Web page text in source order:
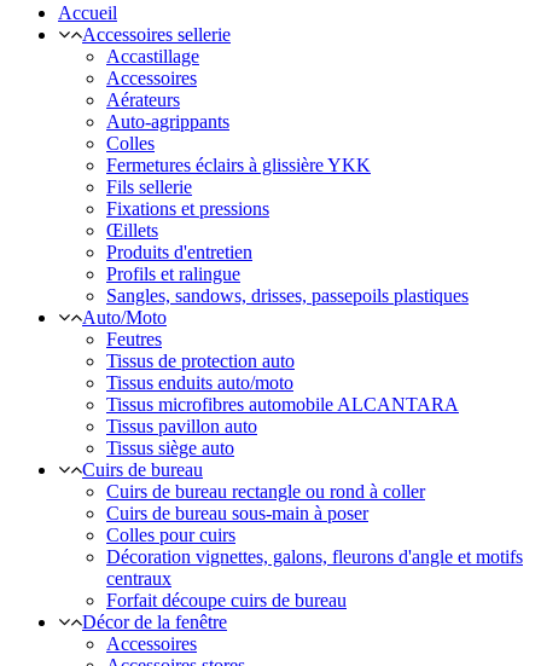
Accueil
Accessoires sellerie
Accastillage
Accessoires
Aérateurs
Auto-agrippants
Colles
Fermetures éclairs à glissière YKK
Fils sellerie
Fixations et pressions
Œillets
Produits d'entretien
Profils et ralingue
Sangles, sandows, drisses, passepoils plastiques
Auto/Moto
Feutres
Tissus de protection auto
Tissus enduits auto/moto
Tissus microfibres automobile ALCANTARA
Tissus pavillon auto
Tissus siège auto
Cuirs de bureau
Cuirs de bureau rectangle ou rond à coller
Cuirs de bureau sous-main à poser
Colles pour cuirs
Décoration vignettes, galons, fleurons d'angle et motifs
centraux
Forfait découpe cuirs de bureau
Décor de la fenêtre
Accessoires